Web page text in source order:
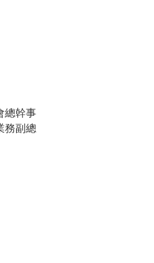
總幹事
務副總